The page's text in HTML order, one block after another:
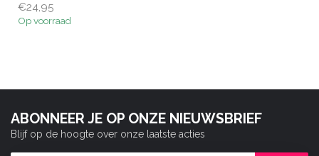
€24,95
Op voorraad
ABONNEER JE OP ONZE NIEUWSBRIEF
Blijf op de hoogte over onze laatste acties